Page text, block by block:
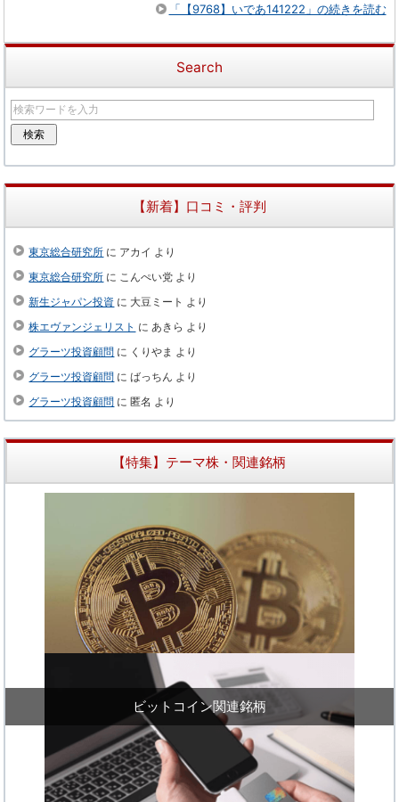
「【9768】いであ141222」の続きを読む
Search
【新着】口コミ・評判
東京総合研究所 に アカイ より
東京総合研究所 に こんぺい党 より
新生ジャパン投資 に 大豆ミート より
株エヴァンジェリスト に あきら より
グラーツ投資顧問 に くりやま より
グラーツ投資顧問 にばっちん より
グラーツ投資顧問 に匿名 より
【特集】テーマ株・関連銘柄
ビットコイン関連銘柄